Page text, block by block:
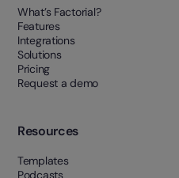
What’s Factorial?
Features
Integrations
Solutions
Pricing
Request a demo
Resources
Templates
Podcasts